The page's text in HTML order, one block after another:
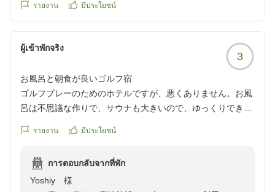
รายงาน มีประโยชน์
ผู้เข้าพักจริง
3
お風呂と朝食が良いゴルフ宿
ゴルフプレーのためのホテルですが、悪くありません。お風
呂は不思議な作りで、サウナも大きいので、ゆっくりできま
クチコミの詳細はこちらから
reviewId=33123477581345
รายงาน มีประโยชน์
การตอบกลับจากที่พัก
Yoshiy 様